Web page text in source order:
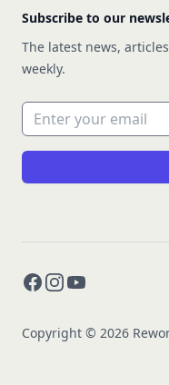
Subscribe to our
The latest news,
weekly.
Email address
Facebook
Instagram
YouTube
Copyright © 2026